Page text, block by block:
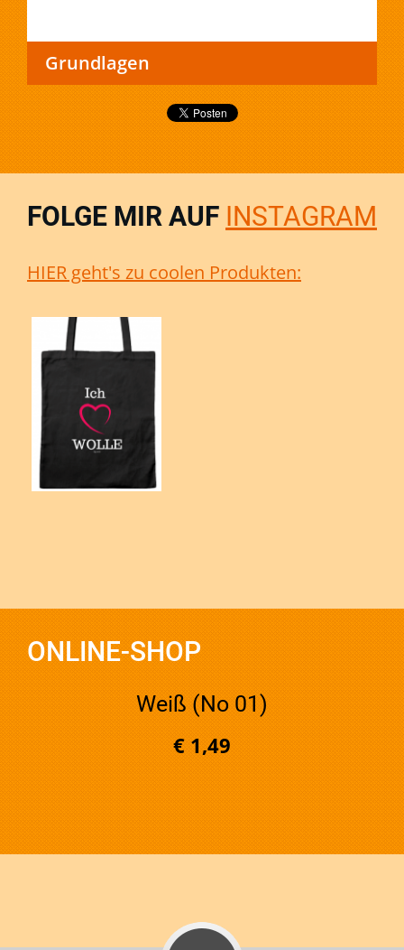
Grundlagen
FOLGE MIR AUF INSTAGRAM
HIER geht's zu coolen Produkten:
ONLINE-SHOP
Weiß (No 01)
€ 1,49